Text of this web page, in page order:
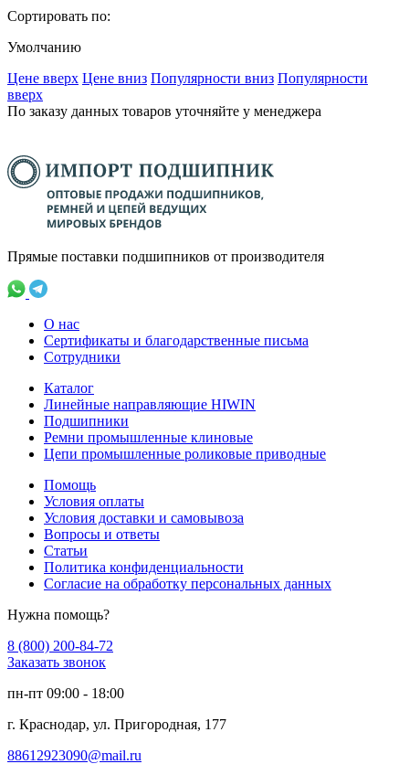
Сортировать по:
Умолчанию
Ценe вверх Ценe вниз Популярности вниз Популярности
вверх
По заказу данных товаров уточняйте у менеджера
Прямые поставки подшипников от производителя
О нас
Сертификаты и благодарственные письма
Сотрудники
Каталог
Линейные направляющие HIWIN
Подшипники
Ремни промышленные клиновые
Цепи промышленные роликовые приводные
Помощь
Условия оплаты
Условия доставки и самовывоза
Вопросы и ответы
Статьи
Политика конфиденциальности
Согласие на обработку персональных данных
Нужна помощь?
8 (800) 200-84-72
Заказать звонок
пн-пт 09:00 - 18:00
г. Краснодар, ул. Пригородная, 177
88612923090@mail.ru